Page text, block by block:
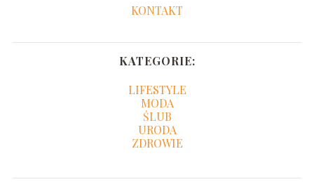
KONTAKT
KATEGORIE:
LIFESTYLE
MODA
ŚLUB
URODA
ZDROWIE